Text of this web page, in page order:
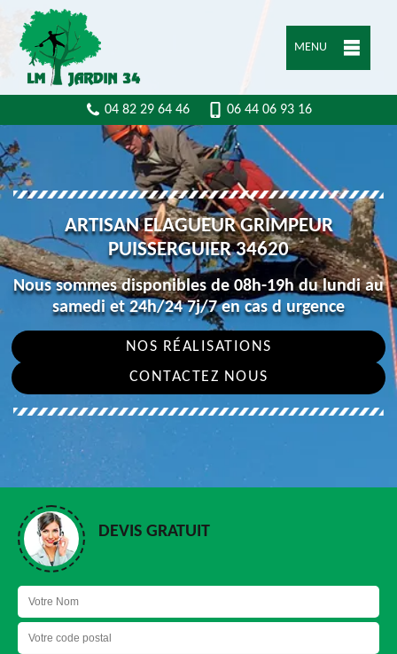
MENU
04 82 29 64 46 06 44 06 93 16
ARTISAN ELAGUEUR GRIMPEUR
PUISSERGUIER 34620
Nous sommes disponibles de 08h-19h du lundi au
samedi et 24h/24 7j/7 en cas d urgence
NOS RÉALISATIONS
CONTACTEZ NOUS
DEVIS GRATUIT